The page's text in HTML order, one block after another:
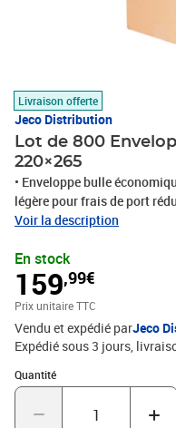
Livraison offerte
Jeco Distribution
Lot de 800
220×265
• Enveloppe bulle
légère pour frais de port
détachable de fermeture
(dimensions +/- 10mm)•
COEXTRUDEES 50g – Plus
Diamètre 8mm (contre
compression : Hauteur
compression – Film bulles
résistant 50g/m² – Film
éviter de passer entre
détachable pour le
supérieure de 10 mm
Voir la description
En stock
159,99€
Prix unitaire TTC
Vendu et expédié parJeco
Expédié sous 3 jours
Quantité
Quantité : 1